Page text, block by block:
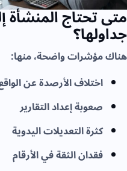
متى تحتاج المنشأة
جداولها؟
هناك مؤشرات واضحة، منها:
اختلاف الأرصدة عن
صعوبة إعداد التقارير
كثرة التعديلات اليدوية
فقدان الثقة في الأرقام